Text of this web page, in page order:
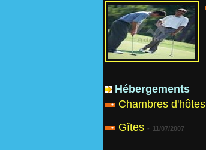
Hébergements
Chambres d'hôtes
Gîtes - 11/07/2007